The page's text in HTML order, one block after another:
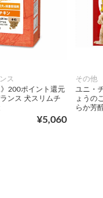
ス
200ポイント還元
ンス 犬スリムチ
¥5,060
その他
ユニ・
ょうの
らか芳